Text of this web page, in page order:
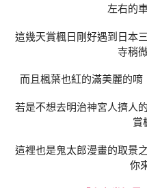
左右的
這幾天賞楓日剛好遇到日本
寺稍
而且楓葉也紅的滿美麗的
若是不想去明治神宮人擠人
賞
這裡也是鬼太郎漫畫的取景
你